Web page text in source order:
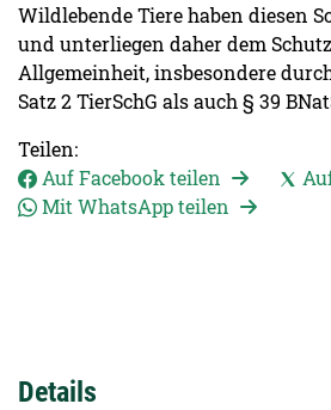
Wildlebende Tiere haben diesen
und unterliegen daher dem
Allgemeinheit, insbesondere durch
Satz 2 TierSchG als auch § 39
Teilen:
Auf Facebook teilen
Mit WhatsApp teilen
Details